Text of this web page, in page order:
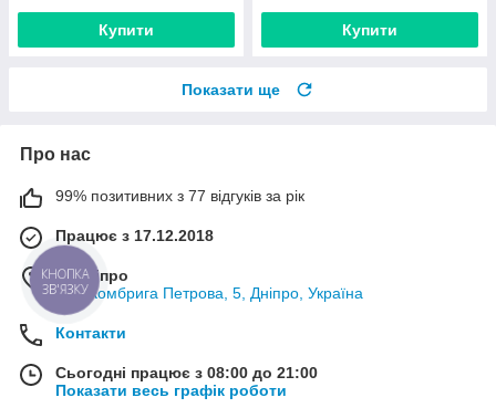
Купити Купити
Показати ще
Про нас
99% позитивних з 77 відгуків за рік
Працює з 17.12.2018
м. Дніпро
вул. Комбрига Петрова, 5, Дніпро, Україна
Контакти
Сьогодні працює з 08:00 до 21:00
Показати весь графік роботи
КНОПКА
ЗВ'ЯЗКУ